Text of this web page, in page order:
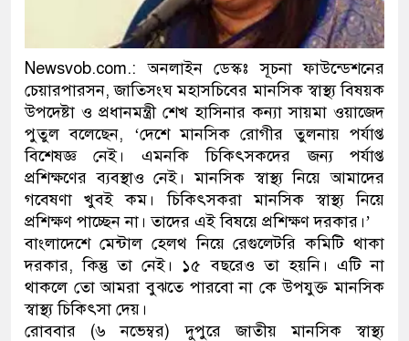
মিরপুর মডেল থানার
মাদক কারবারি গ্রেফতার
২৮ লাখ টাকার জাল নোটসহ
থানা পুলিশ
যেকোনো সময় বেনজীরের
নেতৃত্ব ও গণতন্ত্রের মূর্তমান
Newsvob.com.: অনলাইন ডেস্কঃ সূচনা ফাউন্ডেশনের
চেয়ারপারসন, জাতিসংঘ মহাসচিবের মানসিক স্বাস্থ্য বিষয়ক
উপদেষ্টা ও প্রধানমন্ত্রী শেখ হাসিনার কন্যা সায়মা ওয়াজেদ
পুতুল বলেছেন, ‘দেশে মানসিক রোগীর তুলনায় পর্যাপ্ত
বিশেষজ্ঞ নেই। এমনকি চিকিৎসকদের জন্য পর্যাপ্ত
প্রশিক্ষণের ব্যবস্থাও নেই। মানসিক স্বাস্থ্য নিয়ে আমাদের
গবেষণা খুবই কম। চিকিৎসকরা মানসিক স্বাস্থ্য নিয়ে
প্রশিক্ষণ পাচ্ছেন না। তাদের এই বিষয়ে প্রশিক্ষণ দরকার।’
বাংলাদেশে মেন্টাল হেলথ নিয়ে রেগুলেটরি কমিটি থাকা
দরকার, কিন্তু তা নেই। ১৫ বছরেও তা হয়নি। এটি না
থাকলে তো আমরা বুঝতে পারবো না কে উপযুক্ত মানসিক
স্বাস্থ্য চিকিৎসা দেয়।
রোববার (৬ নভেম্বর) দুপুরে জাতীয় মানসিক স্বাস্থ্য